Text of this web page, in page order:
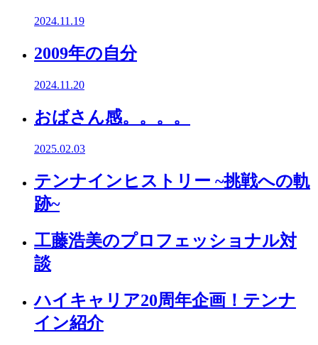
2024.11.19
2009年の自分
2024.11.20
おばさん感。。。。
2025.02.03
テンナインヒストリー ~挑戦への軌
跡~
工藤浩美のプロフェッショナル対
談
ハイキャリア20周年企画！テンナ
イン紹介